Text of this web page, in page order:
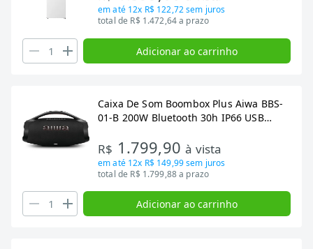
em até 12x R$ 122,72sem juros
total de R$ 1.472,64 a prazo
Adicionar ao carrinho
Caixa De Som Boombox Plus Aiwa BBS-
01-B 200W Bluetooth 30h IP66 USB
R$ 1.799,90à vista
em até 12x R$ 149,99sem juros
total de R$ 1.799,88 a prazo
Adicionar ao carrinho